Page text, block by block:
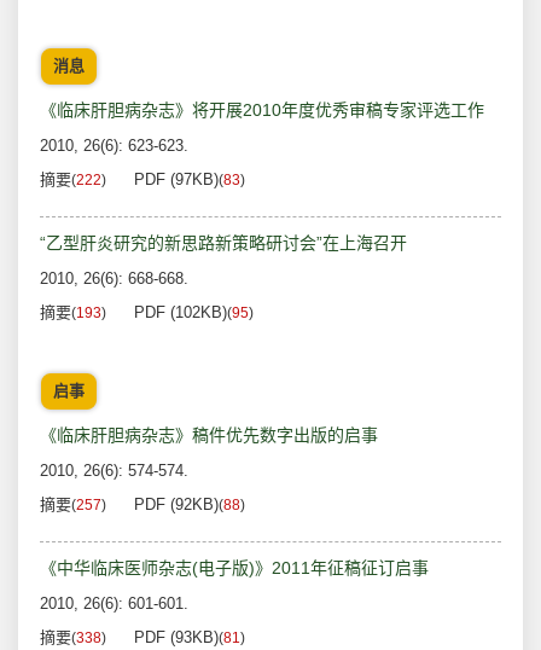
消息
《临床肝胆病杂志》将开展2010年度优秀审稿专家评选工作
2010, 26(6): 623-623.
摘要(222) PDF (97KB)(83)
“乙型肝炎研究的新思路新策略研讨会”在上海召开
2010, 26(6): 668-668.
摘要(193) PDF (102KB)(95)
启事
《临床肝胆病杂志》稿件优先数字出版的启事
2010, 26(6): 574-574.
摘要(257) PDF (92KB)(88)
《中华临床医师杂志(电子版)》2011年征稿征订启事
2010, 26(6): 601-601.
摘要(338) PDF (93KB)(81)